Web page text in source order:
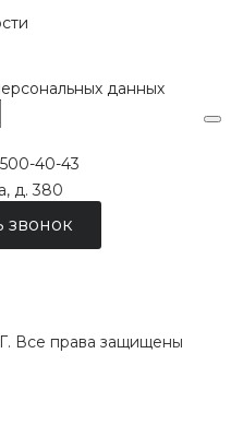
данных
40-43
д. 380
звонок
Все права защищены